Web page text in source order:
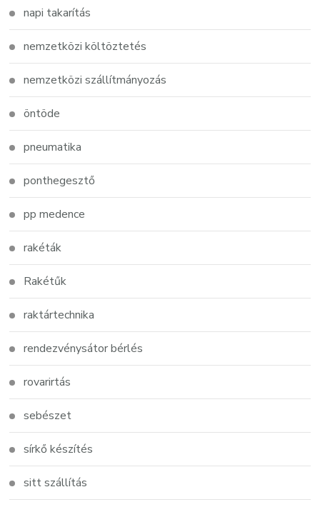
napi takarítás
nemzetközi költöztetés
nemzetközi szállítmányozás
öntöde
pneumatika
ponthegesztő
pp medence
rakéták
Rakétűk
raktártechnika
rendezvénysátor bérlés
rovarirtás
sebészet
sírkő készítés
sitt szállítás